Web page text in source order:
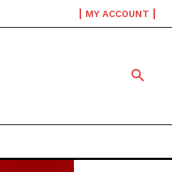
MY ACCOUNT